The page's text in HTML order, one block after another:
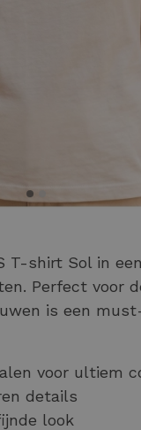
T-shirt Sol in
Perfect voor
is een
voor ultiem
details
look